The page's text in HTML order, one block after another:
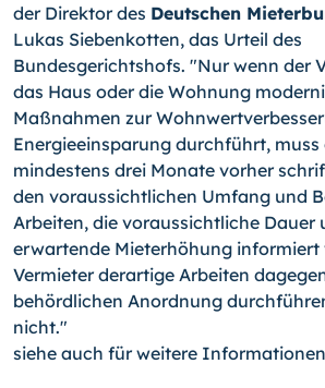
der Direktor des Deutschen
Lukas Siebenkotten, das Urteil des
Bundesgerichtshofs. "Nur wenn der
das Haus oder die Wohnung
Maßnahmen zur
Energieeinsparung durchführt, muss
mindestens drei Monate vorher
den voraussichtlichen Umfang und
Arbeiten, die voraussichtliche Dauer
erwartende Mieterhöhung informiert
Vermieter derartige Arbeiten
behördlichen Anordnung
nicht."
siehe auch für weitere